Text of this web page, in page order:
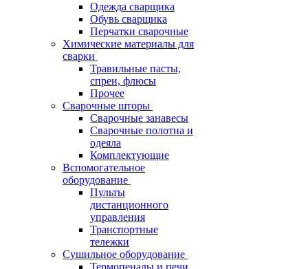
Одежда сварщика
Обувь сварщика
Перчатки сварочные
Химические материалы для
сварки
Травильные пасты,
спреи, флюсы
Прочее
Сварочные шторы
Сварочные занавесы
Сварочные полотна и
одеяла
Комплектующие
Вспомогательное
оборудование
Пульты
дистанционного
управления
Транспортные
тележки
Сушильное оборудование
Термопеналы и печи